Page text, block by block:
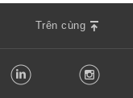
Trên cùng
LinkedIn